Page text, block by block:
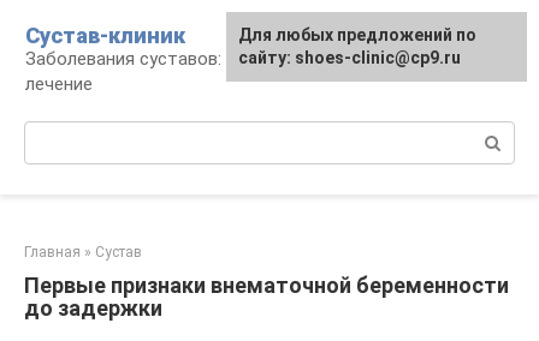
контенту
Сустав-клиник
Заболевания суставов: профилактика и
лечение
Главная » Сустав
Первые признаки внематочной беременности
до задержки
Для любых предложений по
сайту: shoes-clinic@cp9.ru